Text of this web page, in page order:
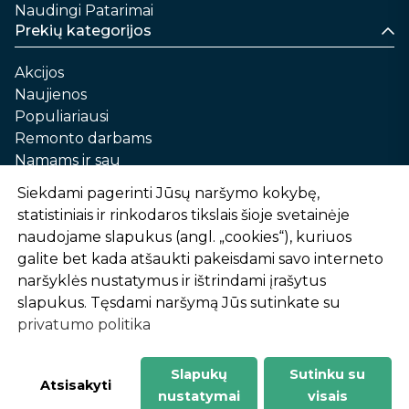
Naudingi Patarimai
Prekių kategorijos
Akcijos
Naujienos
Populiariausi
Remonto darbams
Namams ir sau
Automobilių priežiūrai
Sodui ir daržui
Informacija
Apie mus
Prekių pirkimo – pardavimo taisyklės
Prekių pristatymas ir atsiėmimas
Garantinis aptarnavimas ir prekių grąžinimas
Privatumo politika
Siekdami pagerinti Jūsų naršymo kokybę,
statistiniais ir rinkodaros tikslais šioje svetainėje
naudojame slapukus (angl. „cookies“), kuriuos
galite bet kada atšaukti pakeisdami savo interneto
naršyklės nustatymus ir ištrindami įrašytus
slapukus. Tęsdami naršymą Jūs sutinkate su
privatumo politika
Atsisakyti
Slapukų
nustatymai
Sutinku su
visais
-
1
2
%
n
u
o
l
a
i
d